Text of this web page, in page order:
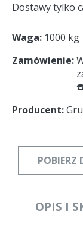
Dostawy tylko
Waga 1000 kg
Zamówienie
Producent
POBIERZ
OPIS I